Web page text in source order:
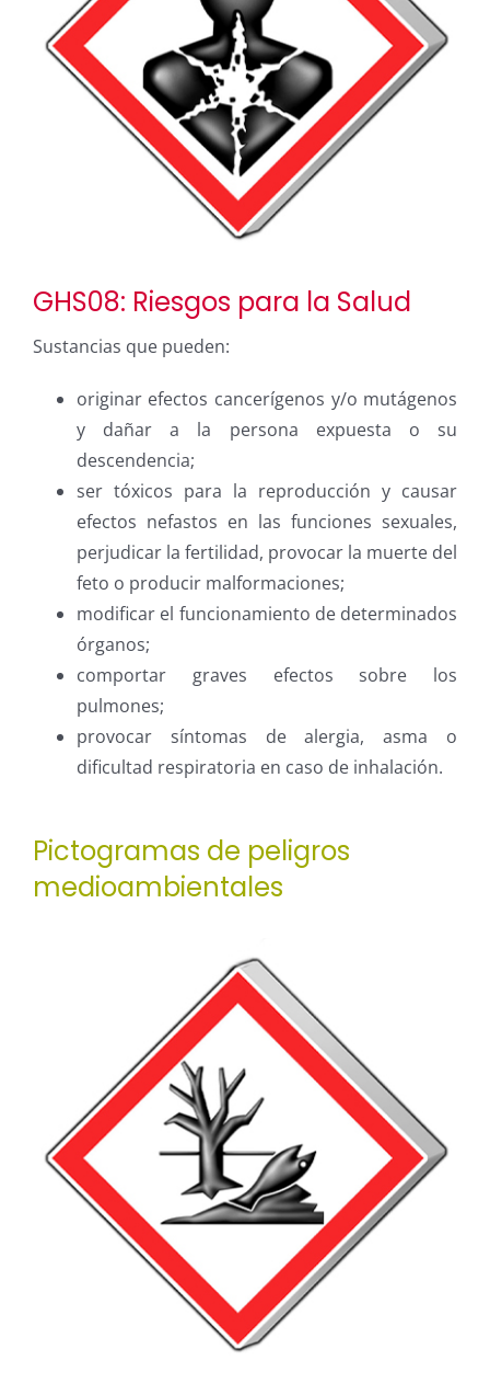
GHS08: Riesgos para la Salud
Sustancias que pueden:
originar efectos cancerígenos y/o mutágenos
y dañar a la persona expuesta o su
descendencia;
ser tóxicos para la reproducción y causar
efectos nefastos en las funciones sexuales,
perjudicar la fertilidad, provocar la muerte del
feto o producir malformaciones;
modificar el funcionamiento de determinados
órganos;
comportar graves efectos sobre los
pulmones;
provocar síntomas de alergia, asma o
dificultad respiratoria en caso de inhalación.
Pictogramas de peligros
medioambientales